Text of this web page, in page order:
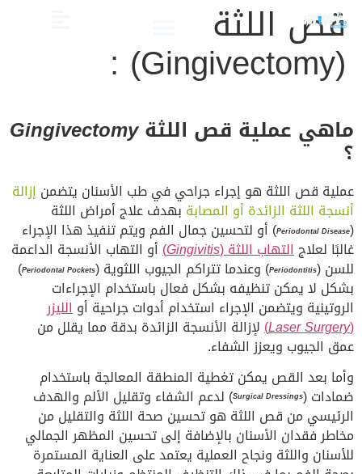
قص اللثة
(Gingivectomy) :
ماهي عملية قص اللثةGingivectomy
؟
عملية قص اللثة هو إجراء جراحي في طب الأسنان يتضمن إزالة
أنسجة اللثة الزائدة أو المصابة بهدف علاج أمراض اللثة
(
Periodontal Disease) أو لتحسين جمال الفم ويتم تنفيذ هذا الإجراء
غالبًا لعلاجالتهاب اللثة (Gingivitis
)أو التهاب الأنسجة الداعمة
للسن (Periodontitis) وعندما تتراكم الجيوب اللثوية (Periodontal Pockets
)
بشكل لا يمكن تنظيفه بشكل فعال باستخدام الإجراءات
الروتينية ويتضمن الإجراء استخدام أدوات جراحية أوالليزر
(
Laser Surgery
)لإزالة الأنسجة الزائدة بدقة مما يقلل من
عمق الجيوب ويعزز الشفاء.
وأما بعد القص يمكن تغطية المنطقة المعالجة باستخدام
ضمادات (Surgical Dressings) لدعم الشفاء وتقليل الألم والهدف
الرئيسي من قص اللثة هو تحسين صحة اللثة والتقليل من
مخاطر فقدان الأسنان بالإضافة إلى تحسين المظهر الجمالي
للأسنان واللثة ونجاح العملية يعتمد على العناية المستمرة